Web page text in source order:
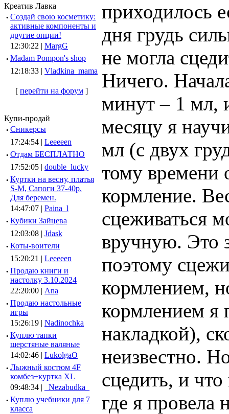
Креатив Лавка
· Создай свою косметику:
активные компоненты и
другие опции!
12:30:22 | MargG
· Madam Pompon's shop
12:18:33 | Vladkina_mama
[ перейти на форум ]
Купи-продай
· Сникерсы
17:24:54 | Leeeeen
· Отдам БЕСПЛАТНО
17:52:05 | double_lucky
· Куртки на весну, платья
S-M, Сапоги 37-40р.
Для беремен.
14:47:07 | Paina_l
· Кубики Зайцева
12:03:08 | Jdask
· Коты-воители
15:20:21 | Leeeeen
· Продаю книги и
настолку 3.10.2024
22:20:00 | Ana
· Продаю настольные
игры
15:26:19 | Nadinochka
· Куплю тапки
шерстяные валяные
14:02:46 | LukolgaO
· Лыжный костюм 4F
комбез+куртка XL
09:48:34 |
_Nezabudka_
· Куплю учебники для 7
класса
приходилось
дня грудь
не могла
Ничего.
минут – 1 мл,
месяцу я
мл (с двух
тому времени
кормление.
сцеживаться
вручную. Это
поэтому
кормлением,
кормлением я
накладкой),
неизвестно.
сцедить, и
где я провела